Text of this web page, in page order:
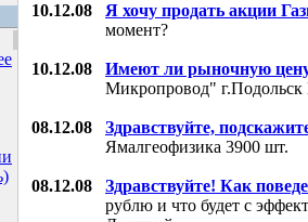
10.12.08 Я хочу продать акции
момент?
10.12.08
Имеют ли рыночную
Микропровод"
08.12.08
Здравствуйте,
Ямалгеофизика 3900 шт.
08.12.08
Здравствуйте! Как
рублю и что будет с